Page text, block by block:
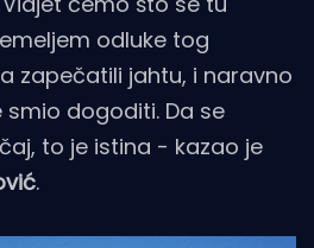
odluke tog
zapečatili jahtu, i naravno
dogoditi. Da se
to je istina - kazao je
.